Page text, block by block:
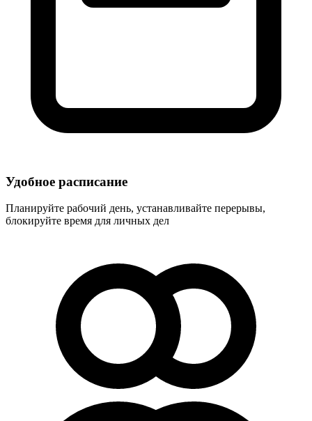
Удобное расписание
Планируйте рабочий день, устанавливайте перерывы,
блокируйте время для личных дел